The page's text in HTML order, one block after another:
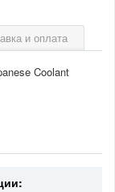
и оплата
Coolant